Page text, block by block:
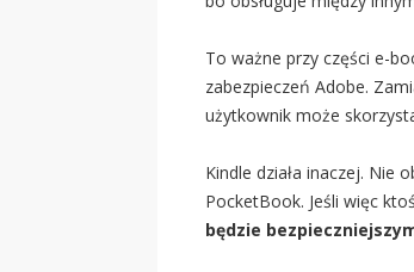
To ważne przy części e-
zabezpieczeń Adobe.
użytkownik może
Kindle działa inaczej. Nie
PocketBook. Jeśli więc
będzie